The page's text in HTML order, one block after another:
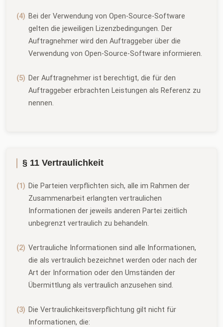
Bei der Verwendung von Open-Source-Software
gelten die jeweiligen Lizenzbedingungen. Der
Auftragnehmer wird den Auftraggeber über die
Verwendung von Open-Source-Software informieren.
Der Auftragnehmer ist berechtigt, die für den
Auftraggeber erbrachten Leistungen als Referenz zu
nennen.
§ 11 Vertraulichkeit
Die Parteien verpflichten sich, alle im Rahmen der
Zusammenarbeit erlangten vertraulichen
Informationen der jeweils anderen Partei zeitlich
unbegrenzt vertraulich zu behandeln.
Vertrauliche Informationen sind alle Informationen,
die als vertraulich bezeichnet werden oder nach der
Art der Information oder den Umständen der
Übermittlung als vertraulich anzusehen sind.
Die Vertraulichkeitsverpflichtung gilt nicht für
Informationen, die: